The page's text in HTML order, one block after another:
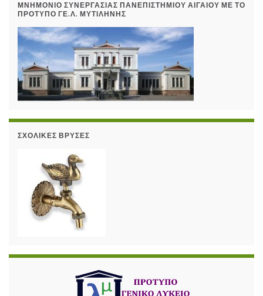
ΜΝΗΜΌΝΙΟ ΣΥΝΕΡΓΑΣΊΑΣ ΠΑΝΕΠΙΣΤΗΜΊΟΥ ΑΙΓΑΊΟΥ ΜΕ ΤΟ
ΠΡΌΤΥΠΟ ΓΕ.Λ. ΜΥΤΙΛΉΝΗΣ
ΣΧΟΛΙΚΈΣ ΒΡΎΣΕΣ